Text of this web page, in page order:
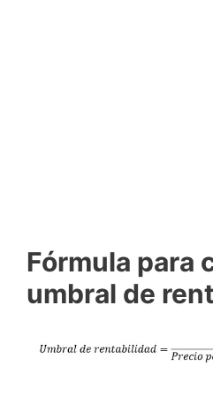
Fórmula para
umbral de